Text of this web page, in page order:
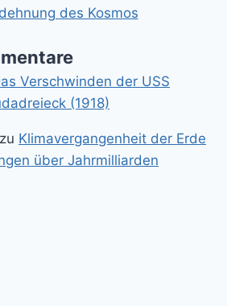
des Kosmos
Verschwinden der USS
(1918)
zu Klimavergangenheit der Erde
über Jahrmilliarden